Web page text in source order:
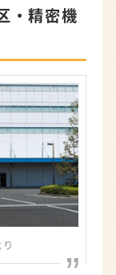
・精密機
【メルマガ
登録メール
れば購読完